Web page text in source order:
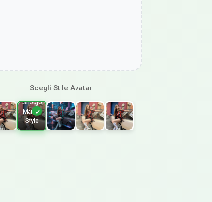
Scegli Stile Avatar
Shoujo
Manga
Style